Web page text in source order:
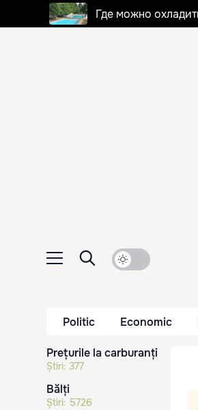
Где можно
Politic Economic
Prețurile la carburanți
Știri: 377
Bălți
Știri: 5726